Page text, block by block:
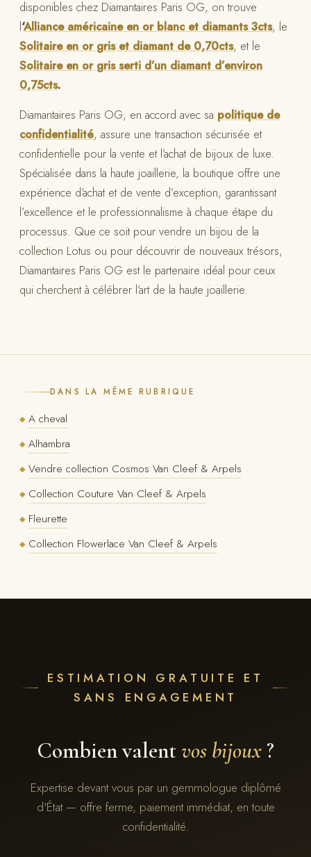
disponibles chez Diamantaires Paris OG, on trouve
l‘Alliance américaine en or blanc et diamants 3cts, le
Solitaire en or gris et diamant de 0,70cts, et le
Solitaire en or gris serti d’un diamant d’environ
0,75cts.
Diamantaires Paris OG, en accord avec sa politique de
confidentialité, assure une transaction sécurisée et
confidentielle pour la vente et l’achat de bijoux de luxe.
Spécialisée dans la haute joaillerie, la boutique offre une
expérience d’achat et de vente d’exception, garantissant
l’excellence et le professionnalisme à chaque étape du
processus. Que ce soit pour vendre un bijou de la
collection Lotus ou pour découvrir de nouveaux trésors,
Diamantaires Paris OG est le partenaire idéal pour ceux
qui cherchent à célébrer l’art de la haute joaillerie.
DANS LA MÊME RUBRIQUE
◆ A cheval
◆ Alhambra
◆ Vendre collection Cosmos Van Cleef & Arpels
◆ Collection Couture Van Cleef & Arpels
◆ Fleurette
◆ Collection Flowerlace Van Cleef & Arpels
ESTIMATION GRATUITE ET
SANS ENGAGEMENT
Combien valentvos bijoux ?
Expertise devant vous par un gemmologue diplômé
d'État — offre ferme, paiement immédiat, en toute
confidentialité.